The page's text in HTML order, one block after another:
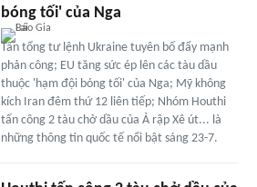
bóng tối' của Nga
Tân tổng tư lệnh Ukraine tuyên bố đẩy mạnh
phản công; EU tăng sức ép lên các tàu dầu
thuộc 'hạm đội bóng tối' của Nga; Mỹ không
kích Iran đêm thứ 12 liên tiếp; Nhóm Houthi
tấn công 2 tàu chở dầu của Ả rập Xê út... là
những thông tin quốc tế nổi bật sáng 23-7.